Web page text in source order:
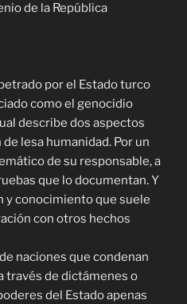
de la República
por el Estado turco
como el genocidio
describe dos aspectos
lesa humanidad. Por un
de su responsable, a
que lo documentan. Y
y conocimiento que suele
con otros hechos
naciones que condenan
través de dictámenes o
del Estado apenas